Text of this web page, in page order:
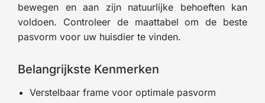
bewegen en aan zijn natuurlijke behoeften kan
voldoen. Controleer de maattabel om de beste
pasvorm voor uw huisdier te vinden.
Belangrijkste Kenmerken
Verstelbaar frame voor optimale pasvorm